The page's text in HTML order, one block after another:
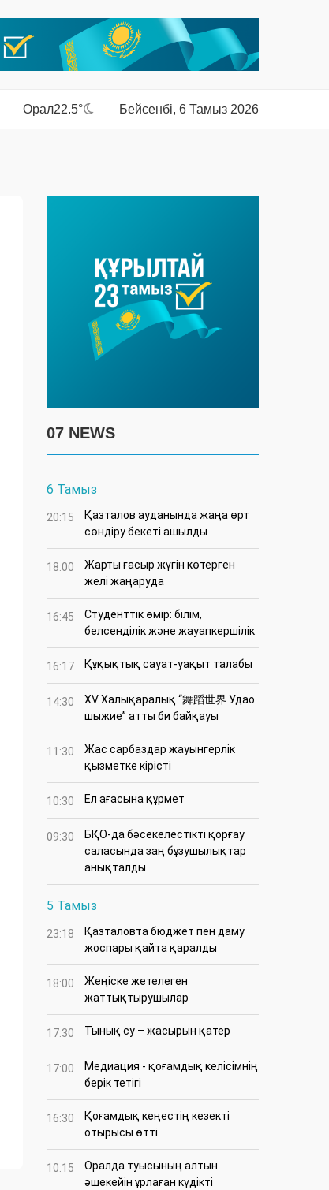
Орал22.5° Бейсенбі, 6 Тамыз 2026
07 NEWS
6 Тамыз
20:15
Қазталов ауданында жаңа өрт
сөндіру бекеті ашылды
18:00
Жарты ғасыр жүгін көтерген
желі жаңаруда
16:45
Студенттік өмір: білім,
белсенділік және жауапкершілік
16:17 Құқықтық сауат-уақыт талабы
14:30
XV Халықаралық “舞蹈世界 Удао
шыжие” атты би байқауы
11:30
Жас сарбаздар жауынгерлік
қызметке кірісті
10:30 Ел ағасына құрмет
09:30
БҚО-да бәсекелестікті қорғау
саласында заң бұзушылықтар
анықталды
5 Тамыз
23:18
Қазталовта бюджет пен даму
жоспары қайта қаралды
18:00
Жеңіске жетелеген
жаттықтырушылар
17:30 Тынық су – жасырын қатер
17:00
Медиация - қоғамдық келісімнің
берік тетігі
16:30
Қоғамдық кеңестің кезекті
отырысы өтті
10:15
Оралда туысының алтын
әшекейін ұрлаған күдікті